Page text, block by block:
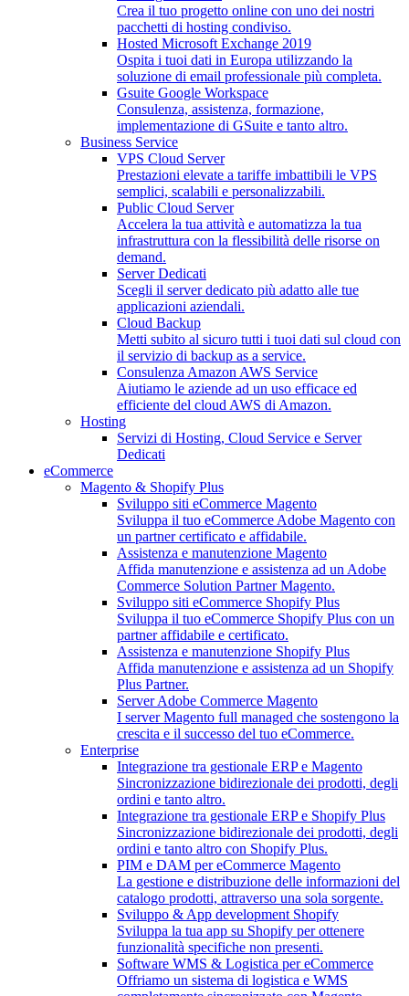
Crea il tuo progetto online con uno dei nostri
pacchetti di hosting condiviso.
Hosted Microsoft Exchange 2019
Ospita i tuoi dati in Europa utilizzando la
soluzione di email professionale più completa.
Gsuite Google Workspace
Consulenza, assistenza, formazione,
implementazione di GSuite e tanto altro.
Business Service
VPS Cloud Server
Prestazioni elevate a tariffe imbattibili le VPS
semplici, scalabili e personalizzabili.
Public Cloud Server
Accelera la tua attività e automatizza la tua
infrastruttura con la flessibilità delle risorse on
demand.
Server Dedicati
Scegli il server dedicato più adatto alle tue
applicazioni aziendali.
Cloud Backup
Metti subito al sicuro tutti i tuoi dati sul cloud con
il servizio di backup as a service.
Consulenza Amazon AWS Service
Aiutiamo le aziende ad un uso efficace ed
efficiente del cloud AWS di Amazon.
Hosting
Servizi di Hosting, Cloud Service e Server
Dedicati
eCommerce
Magento & Shopify Plus
Sviluppo siti eCommerce Magento
Sviluppa il tuo eCommerce Adobe Magento con
un partner certificato e affidabile.
Assistenza e manutenzione Magento
Affida manutenzione e assistenza ad un Adobe
Commerce Solution Partner Magento.
Sviluppo siti eCommerce Shopify Plus
Sviluppa il tuo eCommerce Shopify Plus con un
partner affidabile e certificato.
Assistenza e manutenzione Shopify Plus
Affida manutenzione e assistenza ad un Shopify
Plus Partner.
Server Adobe Commerce Magento
I server Magento full managed che sostengono la
crescita e il successo del tuo eCommerce.
Enterprise
Integrazione tra gestionale ERP e Magento
Sincronizzazione bidirezionale dei prodotti, degli
ordini e tanto altro.
Integrazione tra gestionale ERP e Shopify Plus
Sincronizzazione bidirezionale dei prodotti, degli
ordini e tanto altro con Shopify Plus.
PIM e DAM per eCommerce Magento
La gestione e distribuzione delle informazioni del
catalogo prodotti, attraverso una sola sorgente.
Sviluppo & App development Shopify
Sviluppa la tua app su Shopify per ottenere
funzionalità specifiche non presenti.
Software WMS & Logistica per eCommerce
Offriamo un sistema di logistica e WMS